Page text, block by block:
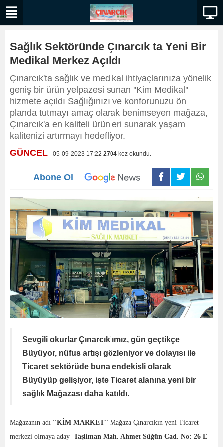
Sağlık Sektöründe Çınarcık ta Yeni Bir
Medikal Merkez Açıldı
Çınarcık'ta sağlık ve medikal ihtiyaçlarınıza yönelik
geniş bir ürün yelpazesi sunan ''Kim Medikal''
hizmete açıldı Sağlığınızı ve konforunuzu ön
planda tutmayı amaç olarak benimseyen mağaza,
Çınarcık'a en kaliteli ürünleri sunarak yaşam
kalitenizi artırmayı hedefliyor.
GÜNCEL - 05-09-2023 17:22 2704 kez okundu.
Abone Ol
Sevgili okurlar Çınarcık'ımız, gün geçtikçe
Büyüyor, nüfus artışı gözleniyor ve dolayısı ile
Ticaret sektörüde buna endekisli olarak
Büyüyüp gelişiyor, işte Ticaret alanına yeni bir
sağlık Mağazası daha katıldı.
Mağazanın adı ''KİM MARKET'' Mağaza Çınarcıkın yeni Ticaret
merkezi olmaya aday Taşliman Mah. Ahmet Süğün Cad. No: 26 E